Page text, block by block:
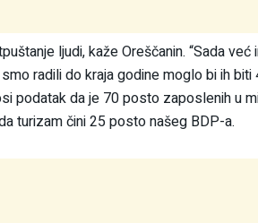
ljudi, kaže Oreščanin. “Sada
radili do kraja godine moglo bi ih
podatak da je 70 posto zaposlenih u
turizam čini 25 posto našeg BDP-a.